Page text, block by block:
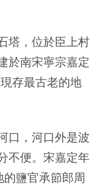
塔，位於臣上村
於南宋寧宗嘉定
存最古老的地
口，河口外是波
不便。宋嘉定年
鹽官承節郎周